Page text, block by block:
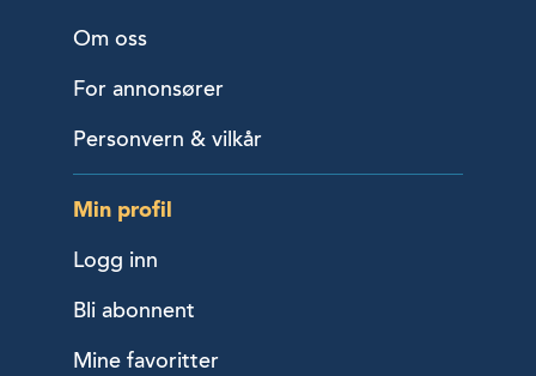
Om oss
For annonsører
Personvern & vilkår
Min profil
Logg inn
Bli abonnent
Mine favoritter